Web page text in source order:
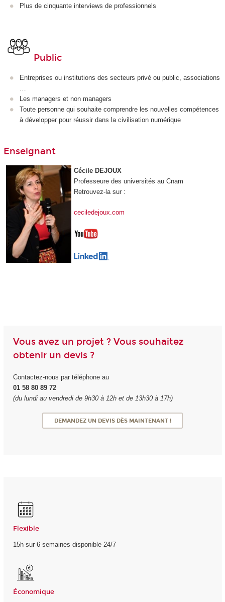
Plus de cinquante interviews de professionnels
Public
Entreprises ou institutions des secteurs privé ou public, associations
Les managers et non managers
Toute personne qui souhaite comprendre les nouvelles compétences
à développer pour réussir dans la civilisation numérique
Enseignant
Cécile DEJOUX
Professeure des universités au Cnam
Retrouvez-la sur :
ceciledejoux.com
Vous avez un projet ? Vous souhaitez
obtenir un devis ?
Contactez-nous par téléphone au
01 58 80 89 72
(du lundi au vendredi de 9h30 à 12h et de 13h30 à 17h)
DEMANDEZ UN DEVIS DÈS MAINTENANT !
Flexible
15h sur 6 semaines disponible 24/7
Économique